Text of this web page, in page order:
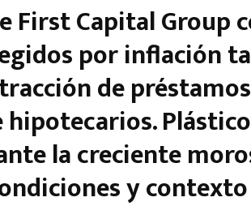
First Capital Group
por inflación
de préstamos
hipotecarios.
la creciente
y contexto